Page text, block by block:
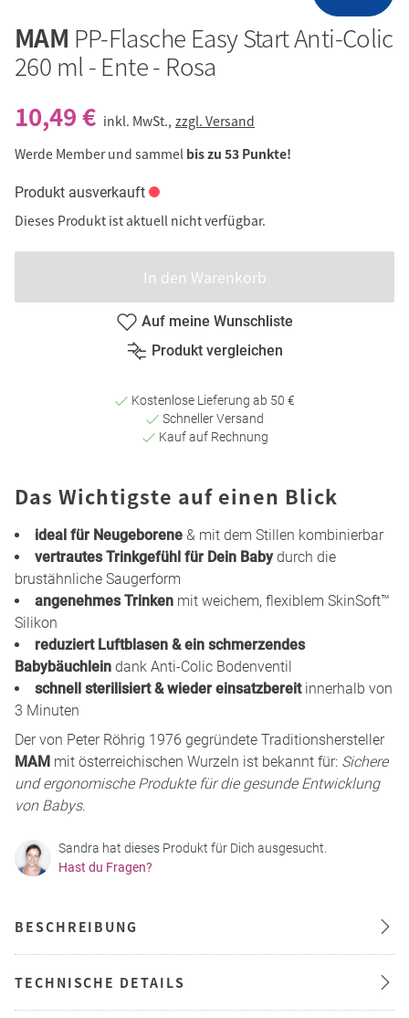
MAM PP-Flasche Easy Start Anti-Colic
260 ml - Ente - Rosa
10,49 € inkl. MwSt., zzgl. Versand
Werde Member und sammel bis zu 53 Punkte!
Produkt ausverkauft
Dieses Produkt ist aktuell nicht verfügbar.
In den Warenkorb
Auf meine Wunschliste
Produkt vergleichen
Kostenlose Lieferung ab 50 €
Schneller Versand
Kauf auf Rechnung
Das Wichtigste auf einen Blick
ideal für Neugeborene & mit dem Stillen kombinierbar
vertrautes Trinkgefühl für Dein Babydurch die
brustähnliche Saugerform
angenehmes Trinken mit weichem, flexiblem SkinSoft™
Silikon
reduziert Luftblasen & ein schmerzendes
Babybäuchlein dank Anti-Colic Bodenventil
schnell sterilisiert & wieder einsatzbereitinnerhalb von
3 Minuten
Der von Peter Röhrig 1976 gegründete Traditionshersteller
MAM mit österreichischen Wurzeln ist bekannt für: Sichere
und ergonomische Produkte für die gesunde Entwicklung
von Babys.
Sandra hat dieses Produkt für Dich ausgesucht.
Hast du Fragen?
BESCHREIBUNG
TECHNISCHE DETAILS